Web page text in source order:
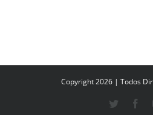
Copyright 2026 | Todos
Twitter